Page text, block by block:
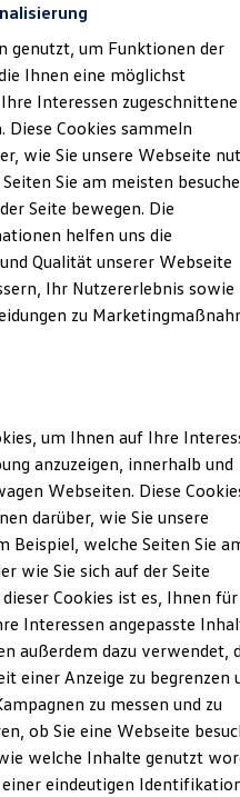
für Nutzfahrzeuge
& Inspektion
Volkswagen Nutzfahrzeuge
& Apps
Transporter/Caravelle
Amarok
Modelle
Updates
Seite ist die Volkswagen
& Rechtliches)
Nauen
07:00 -19:00 Uhr
09:00-13:00 Uhr
im
genutzt, um Funktionen der
Ihnen eine möglichst
Interessen zugeschnittene
Diese Cookies sammeln
wie Sie unsere Webseite
Sie am meisten
Seite bewegen. Die
helfen uns die
Qualität unserer Webseite
Ihr Nutzererlebnis sowie
zu
um Ihnen auf Ihre
anzuzeigen, innerhalb und
Webseiten. Diese
darüber, wie Sie unsere
Beispiel, welche Seiten Sie
wie Sie sich auf der Seite
Cookies ist es, Ihnen für
Interessen angepasste
außerdem dazu verwendet,
einer Anzeige zu begrenzen
zu messen und zu
ob Sie eine Webseite
welche Inhalte genutzt
eindeutigen